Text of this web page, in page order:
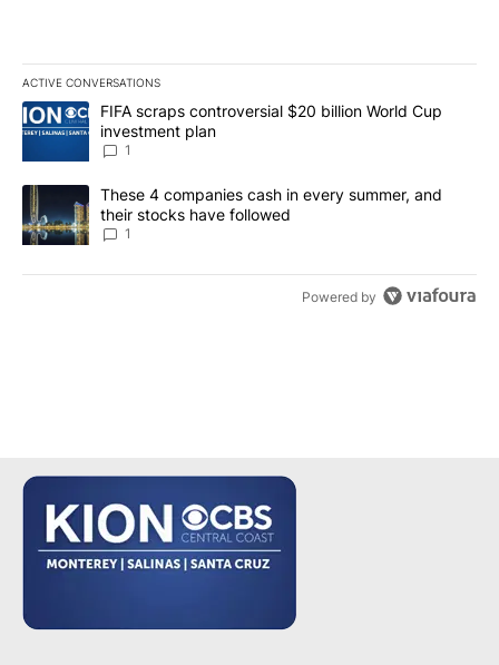
ACTIVE CONVERSATIONS
The following is a list of the most commented articles in the last
A trending article titled "FIFA scraps controversial $20 billion
FIFA scraps controversial $20 billion World Cup
investment plan
1
A trending article titled "These 4 companies cash in every
These 4 companies cash in every summer, and
their stocks have followed
1
Powered by